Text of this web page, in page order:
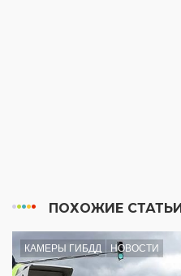
ПОХОЖИЕ СТАТЬИ
КАМЕРЫ ГИБДД НОВОСТИ